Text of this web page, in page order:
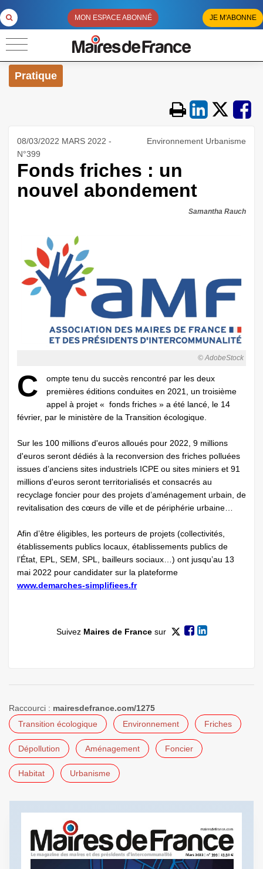
MON ESPACE ABONNÉ JE M'ABONNE
Pratique
08/03/2022 MARS 2022 -
N°399
Environnement Urbanisme
Fonds friches : un
nouvel abondement
Samantha Rauch
© AdobeStock
C
ompte tenu du succès rencontré par les deux
premières éditions conduites en 2021, un troisième
appel à projet « fonds friches » a été lancé, le 14
février, par le ministère de la Transition écologique.
Sur les 100 millions d'euros alloués pour 2022, 9 millions
d'euros seront dédiés à la reconversion des friches polluées
issues d’anciens sites industriels ICPE ou sites miniers et 91
millions d'euros seront territorialisés et consacrés au
recyclage foncier pour des projets d’aménagement urbain, de
revitalisation des cœurs de ville et de périphérie urbaine…
Afin d’être éligibles, les porteurs de projets ­(collectivités,
établissements publics locaux, établissements publics de
l’État, EPL, SEM, SPL, bailleurs sociaux…) ont ­jusqu’au 13
mai 2022 pour candidater sur la plateforme
www.demarches-simplifiees.fr
Suivez Maires de Francesur
Raccourci : mairesdefrance.com/1275
Transition écologique
Environnement Friches
Dépollution Aménagement Foncier
Habitat Urbanisme